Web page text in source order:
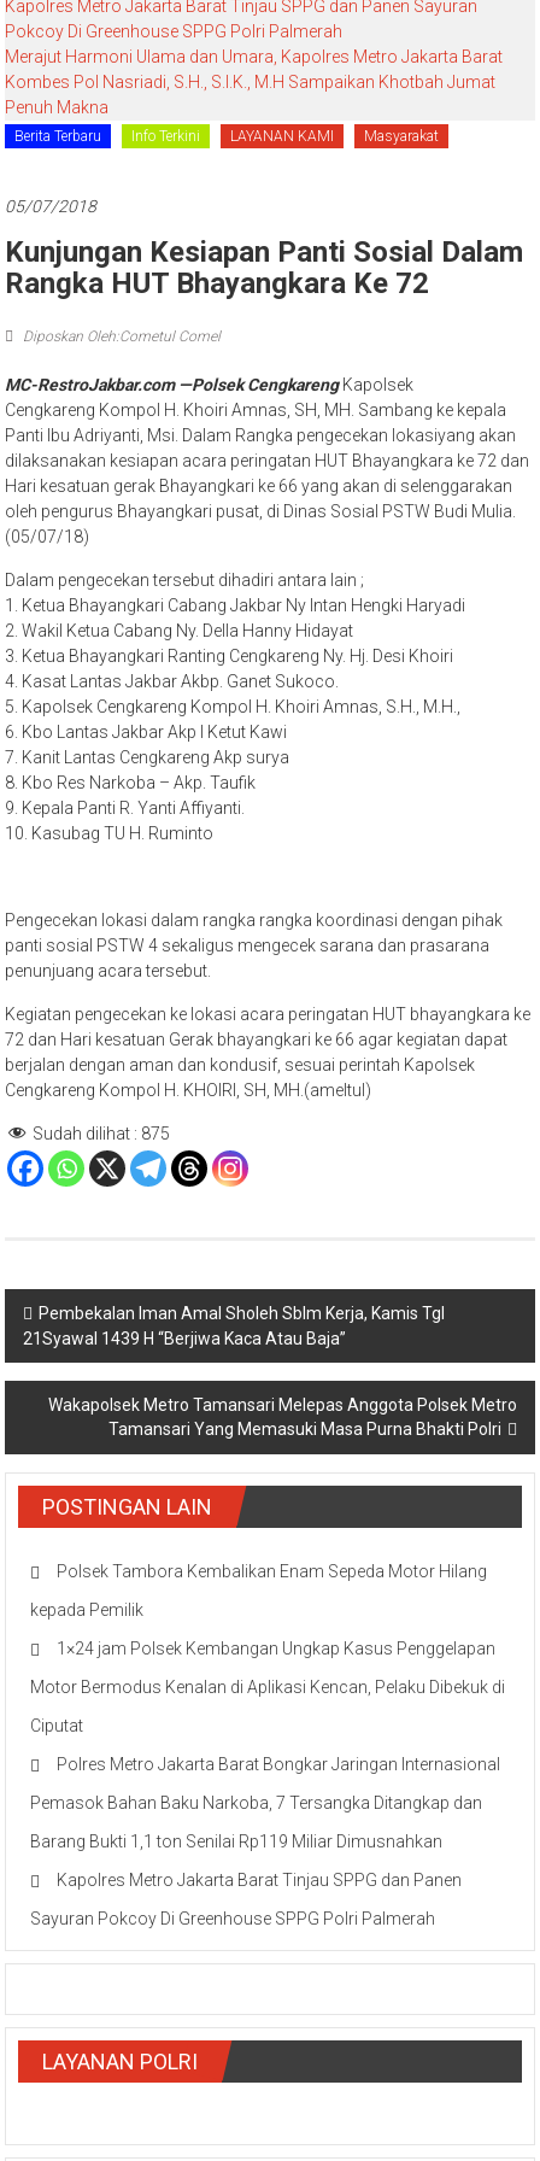
Kapolres Metro Jakarta Barat Tinjau SPPG dan Panen Sayuran
Pokcoy Di Greenhouse SPPG Polri Palmerah
Merajut Harmoni Ulama dan Umara, Kapolres Metro Jakarta Barat
Kombes Pol Nasriadi, S.H., S.I.K., M.H Sampaikan Khotbah Jumat
Penuh Makna
Berita Terbaru Info Terkini LAYANAN KAMI Masyarakat
05/07/2018
Kunjungan Kesiapan Panti Sosial Dalam
Rangka HUT Bhayangkara Ke 72
Diposkan Oleh:Cometul Comel
MC-RestroJakbar.com —Polsek CengkarengKapolsek
Cengkareng Kompol H. Khoiri Amnas, SH, MH. Sambang ke kepala
Panti Ibu Adriyanti, Msi. Dalam Rangka pengecekan lokasiyang akan
dilaksanakan kesiapan acara peringatan HUT Bhayangkara ke 72 dan
Hari kesatuan gerak Bhayangkari ke 66 yang akan di selenggarakan
oleh pengurus Bhayangkari pusat, di Dinas Sosial PSTW Budi Mulia.
(05/07/18)
Dalam pengecekan tersebut dihadiri antara lain ;
1. Ketua Bhayangkari Cabang Jakbar Ny Intan Hengki Haryadi
2. Wakil Ketua Cabang Ny. Della Hanny Hidayat
3. Ketua Bhayangkari Ranting Cengkareng Ny. Hj. Desi Khoiri
4. Kasat Lantas Jakbar Akbp. Ganet Sukoco.
5. Kapolsek Cengkareng Kompol H. Khoiri Amnas, S.H., M.H.,
6. Kbo Lantas Jakbar Akp I Ketut Kawi
7. Kanit Lantas Cengkareng Akp surya
8. Kbo Res Narkoba – Akp. Taufik
9. Kepala Panti R. Yanti Affiyanti.
10. Kasubag TU H. Ruminto
Pengecekan lokasi dalam rangka rangka koordinasi dengan pihak
panti sosial PSTW 4 sekaligus mengecek sarana dan prasarana
penunjuang acara tersebut.
Kegiatan pengecekan ke lokasi acara peringatan HUT bhayangkara ke
72 dan Hari kesatuan Gerak bhayangkari ke 66 agar kegiatan dapat
berjalan dengan aman dan kondusif, sesuai perintah Kapolsek
Cengkareng Kompol H. KHOIRI, SH, MH.(ameltul)
Sudah dilihat : 875
Navigasi
pos
Pembekalan Iman Amal Sholeh Sblm Kerja, Kamis Tgl
21Syawal 1439 H “Berjiwa Kaca Atau Baja”
Wakapolsek Metro Tamansari Melepas Anggota Polsek Metro
Tamansari Yang Memasuki Masa Purna Bhakti Polri
POSTINGAN LAIN
Polsek Tambora Kembalikan Enam Sepeda Motor Hilang
kepada Pemilik
1×24 jam Polsek Kembangan Ungkap Kasus Penggelapan
Motor Bermodus Kenalan di Aplikasi Kencan, Pelaku Dibekuk di
Ciputat
Polres Metro Jakarta Barat Bongkar Jaringan Internasional
Pemasok Bahan Baku Narkoba, 7 Tersangka Ditangkap dan
Barang Bukti 1,1 ton Senilai Rp119 Miliar Dimusnahkan
Kapolres Metro Jakarta Barat Tinjau SPPG dan Panen
Sayuran Pokcoy Di Greenhouse SPPG Polri Palmerah
LAYANAN POLRI